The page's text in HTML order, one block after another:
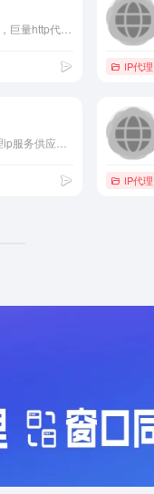
IP代理
IP代理